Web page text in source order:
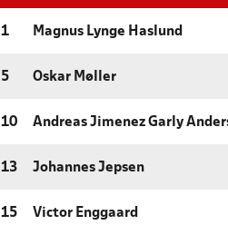
1 Magnus Lynge Haslund
5 Oskar Møller
10 Andreas Jimenez Garly
13 Johannes Jepsen
15 Victor Enggaard